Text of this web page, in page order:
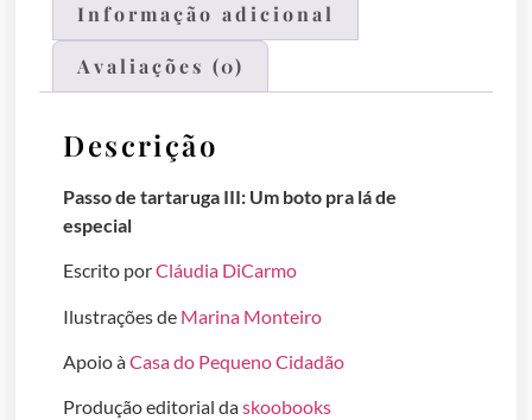
Informação adicional
Avaliações (0)
Descrição
Passo de tartaruga III: Um boto pra lá de
especial
Escrito porCláudia DiCarmo
Ilustrações de Marina Monteiro
Apoio àCasa do Pequeno Cidadão
Produção editorial daskoobooks